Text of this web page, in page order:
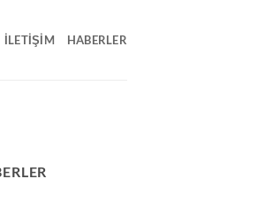
İLETIŞIM HABERLER